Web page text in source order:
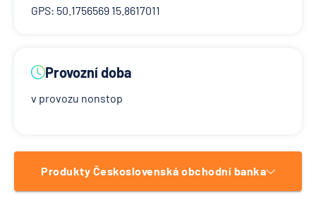
GPS: 50.1756569 15.8617011
Provozní doba
v provozu nonstop
Produkty Československá obchodní banka